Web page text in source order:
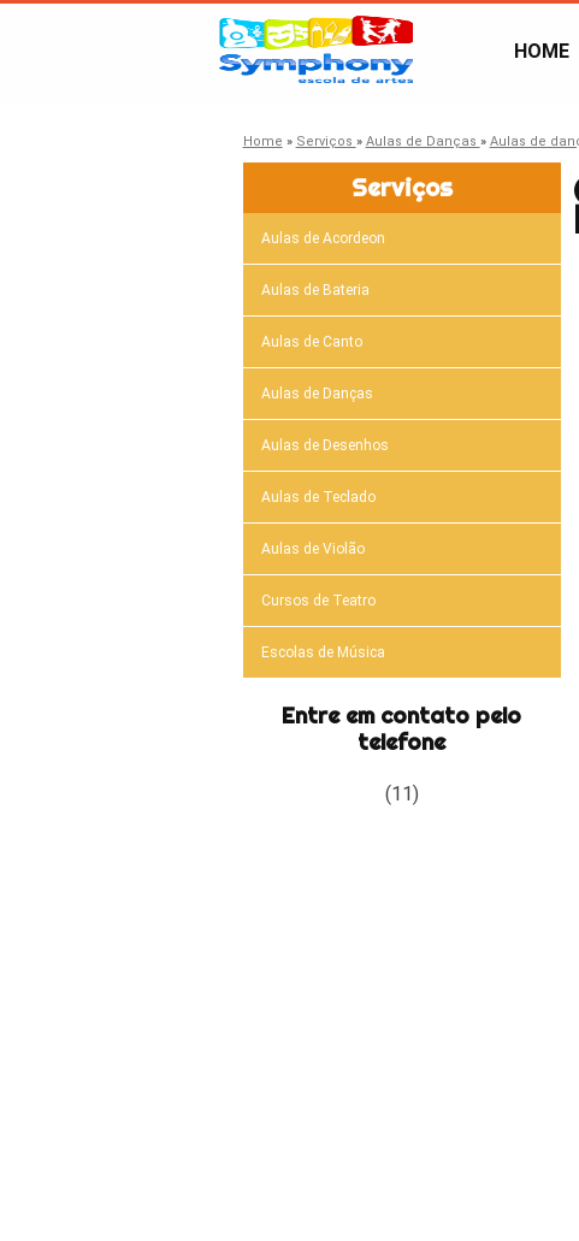
HOME
Home » Serviços » Aulas de Danças » Aulas de
Serviços
Aulas de Acordeon
Aulas de Bateria
Aulas de Canto
Aulas de Danças
Aulas de Desenhos
Aulas de Teclado
Aulas de Violão
Cursos de Teatro
Escolas de Música
Entre em contato pelo
telefone
(11)